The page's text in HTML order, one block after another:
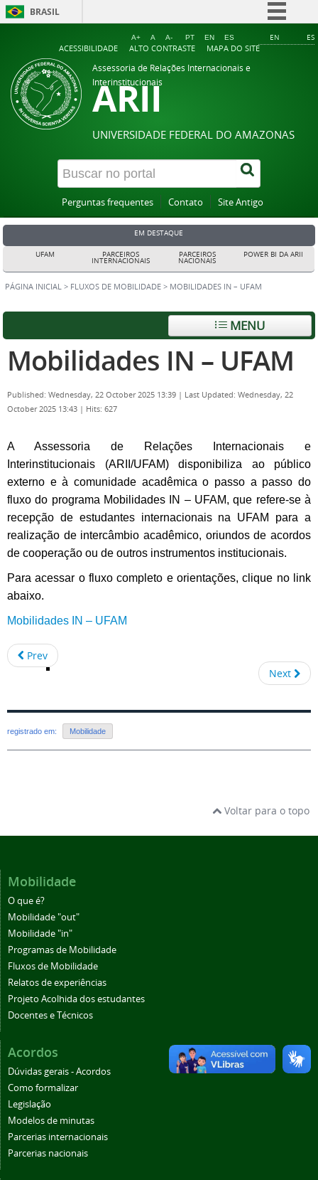
BRASIL
Simplifique!
EN ES
ACESSIBILIDADE ALTO CONTRASTE MAPA DO SITE
A+ A A- PT EN ES
Assessoria de Relações Internacionais e
Interinstitucionais
ARII
UNIVERSIDADE FEDERAL DO AMAZONAS
Perguntas frequentes Contato Site Antigo
EM DESTAQUE
UFAM PARCEIROS
INTERNACIONAIS
PARCEIROS
NACIONAIS
POWER BI DA ARII
PÁGINA INICIAL > FLUXOS DE MOBILIDADE > MOBILIDADES IN – UFAM
MENU
Mobilidades IN – UFAM
Published: Wednesday, 22 October 2025 13:39 | Last Updated: Wednesday, 22
October 2025 13:43 | Hits: 627
A Assessoria de Relações Internacionais e
Interinstitucionais (ARII/UFAM) disponibiliza ao público
externo e à comunidade acadêmica o passo a passo do
fluxo do programa Mobilidades IN – UFAM, que refere-se à
recepção de estudantes internacionais na UFAM para a
realização de intercâmbio acadêmico, oriundos de acordos
de cooperação ou de outros instrumentos institucionais.
Para acessar o fluxo completo e orientações, clique no link
abaixo.
Mobilidades IN – UFAM
Prev
Next
registrado em: Mobilidade
Voltar para o topo
Mobilidade
O que é?
Mobilidade "out"
Mobilidade "in"
Programas de Mobilidade
Fluxos de Mobilidade
Relatos de experiências
Projeto Acolhida dos estudantes
Docentes e Técnicos
Acordos
Dúvidas gerais - Acordos
Como formalizar
Legislação
Modelos de minutas
Parcerias internacionais
Parcerias nacionais